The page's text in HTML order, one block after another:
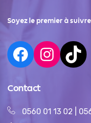
Soyez le premier à
Contact
0560 01 13 02